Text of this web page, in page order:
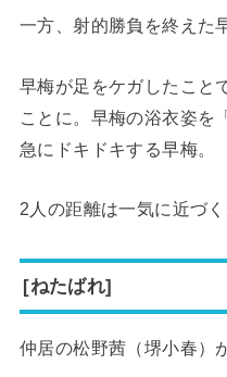
一方、射的勝負を終えた
早梅が足をケガしたこと
ことに。早梅の浴衣姿を
急にドキドキする早梅。
2人の距離は一気に近づ
[ねたばれ]
仲居の松野茜（堺小春）